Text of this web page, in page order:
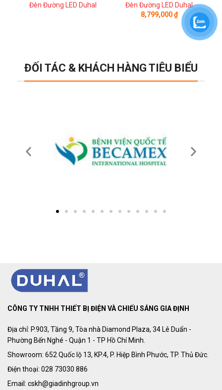
Đèn Đường LED Duhal
Đèn Đường LED Duhal
8,799,000₫
ĐỐI TÁC & KHÁCH HÀNG TIÊU BIỂU
CÔNG TY TNHH THIẾT BỊ ĐIỆN VÀ CHIẾU SÁNG GIA ĐỊNH
Địa chỉ: P.903, Tầng 9, Tòa nhà Diamond Plaza, 34 Lê Duẩn -
Phường Bến Nghé - Quận 1 - TP Hồ Chí Minh.
Showroom: 652 Quốc lộ 13, KP.4, P. Hiệp Bình Phước, TP. Thủ Đức.
Điện thoại: 028 73030 886
Email: cskh@giadinhgroup.vn